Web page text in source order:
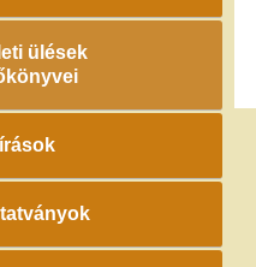
ülések